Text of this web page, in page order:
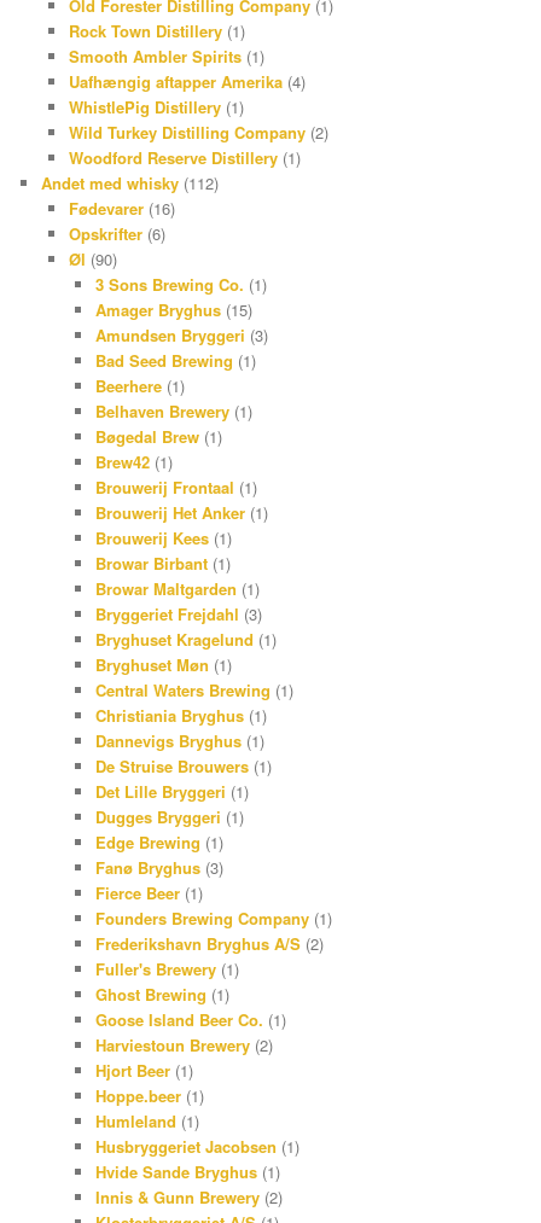
Old Forester Distilling Company(1)
Rock Town Distillery(1)
Smooth Ambler Spirits(1)
Uafhængig aftapper Amerika(4)
WhistlePig Distillery(1)
Wild Turkey Distilling Company(2)
Woodford Reserve Distillery(1)
Andet med whisky (112)
Fødevarer(16)
Opskrifter(6)
Øl (90)
3 Sons Brewing Co. (1)
Amager Bryghus (15)
Amundsen Bryggeri (3)
Bad Seed Brewing (1)
Beerhere (1)
Belhaven Brewery (1)
Bøgedal Brew (1)
Brew42 (1)
Brouwerij Frontaal (1)
Brouwerij Het Anker (1)
Brouwerij Kees (1)
Browar Birbant (1)
Browar Maltgarden (1)
Bryggeriet Frejdahl (3)
Bryghuset Kragelund (1)
Bryghuset Møn (1)
Central Waters Brewing (1)
Christiania Bryghus (1)
Dannevigs Bryghus (1)
De Struise Brouwers (1)
Det Lille Bryggeri (1)
Dugges Bryggeri (1)
Edge Brewing (1)
Fanø Bryghus (3)
Fierce Beer (1)
Founders Brewing Company (1)
Frederikshavn Bryghus A/S (2)
Fuller's Brewery (1)
Ghost Brewing (1)
Goose Island Beer Co. (1)
Harviestoun Brewery (2)
Hjort Beer (1)
Hoppe.beer (1)
Humleland (1)
Husbryggeriet Jacobsen (1)
Hvide Sande Bryghus (1)
Innis & Gunn Brewery (2)